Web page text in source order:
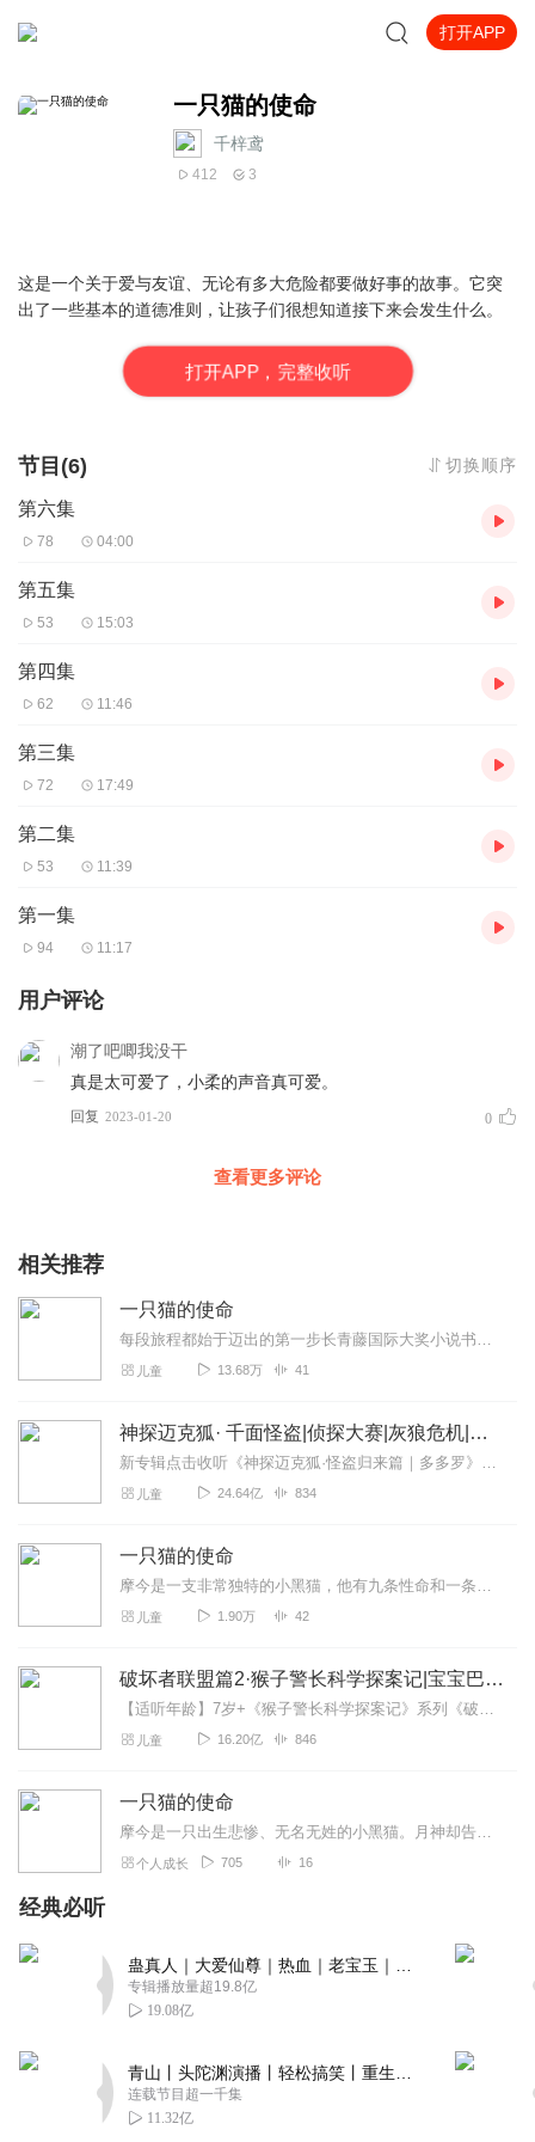
打开APP
一只猫的使命
千梓鸢
412 3
这是一个关于爱与友谊、无论有多大危险都要做好事的故事。它突
出了一些基本的道德准则，让孩子们很想知道接下来会发生什么。
打开APP，完整收听
节目(6) 切换顺序
第六集
78 04:00
第五集
53 15:03
第四集
62 11:46
第三集
72 17:49
第二集
53 11:39
第一集
94 11:17
用户评论
潮了吧唧我没干
真是太可爱了，小柔的声音真可爱。
回复 2023-01-20 0
查看更多评论
相关推荐
一只猫的使命
每段旅程都始于迈出的第一步长青藤国际大奖小说书系英国国家读写能力基金会儿童文学新秀奖
儿童 13.68万 41
神探迈克狐· 千面怪盗|侦探大赛|灰狼危机|多多罗
新专辑点击收听《神探迈克狐·怪盗归来篇｜多多罗》！！！>>>点击进入主播橱窗购买《神探迈克狐》系列图书吧!<<<多多罗故事【点击前往】收听多多罗其他好玩有趣的故...
儿童 24.64亿 834
一只猫的使命
摩今是一支非常独特的小黑猫，他有九条性命和一条华丽的大尾巴。他出生悲惨，无名无姓。月神却告诉他，他是与众不同的有一个重大的使命等他去完成，并且他的勇敢和善良会让...
儿童 1.90万 42
破坏者联盟篇2·猴子警长科学探案记|宝宝巴士故事
【适听年龄】7岁+《猴子警长科学探案记》系列《破坏者联盟篇1·猴子警长科学探案记》>>>《破坏者联盟篇2·猴子警长科学探案记》>>>《破坏者联盟篇3·猴子警长科...
儿童 16.20亿 846
一只猫的使命
摩今是一只出生悲惨、无名无姓的小黑猫。月神却告诉他，他是与众不同的，有一个重大的使命在等他去完成。在月神的指引下，摩今踏上了寻找自己归宿的旅程。然而，这段旅程处...
个人成长 705 16
经典必听
专辑播放量超19.8亿
19.08亿
连载节目超一千集
11.32亿